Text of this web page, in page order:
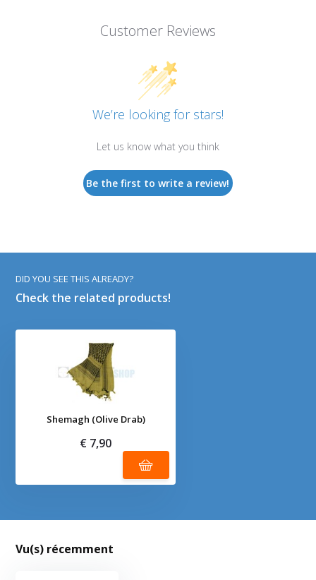
Customer Reviews
We’re looking for stars!
Let us know what you think
Be the first to write a review!
DID YOU SEE THIS ALREADY?
Check the related products!
Shemagh (Olive Drab)
€ 7,90
Vu(s) récemment